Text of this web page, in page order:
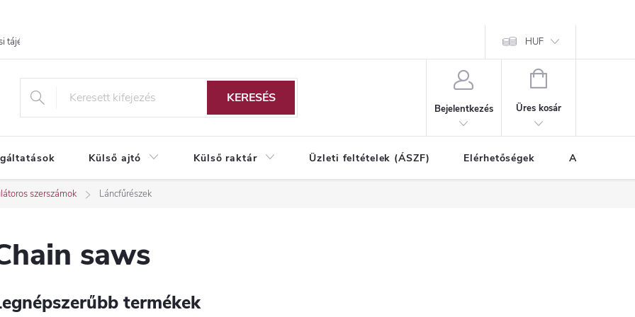
tájékoztató HUF
KERESÉS
Bejelentkezés
KOSÁR
Üres kosár
Külső ajtó Külső raktár Üzleti feltételek (ÁSZF) Elérhetőségek A vásárlás
szerszámok Láncfűrészek
saws
termékek